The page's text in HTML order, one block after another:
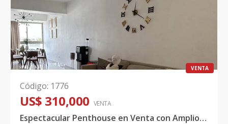
VENTA
Código: 1776
US$ 310,000 VENTA
Espectacular Penthouse en Venta con Amplios Espacios y Terraza Privada